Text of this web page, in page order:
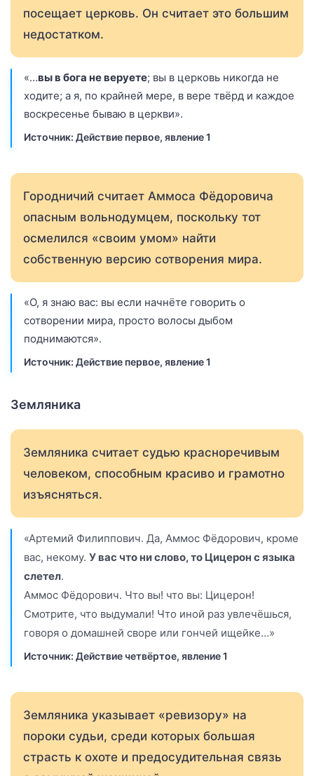
посещает церковь. Он считает это большим
недостатком.
«…вы в бога не веруете; вы в церковь никогда не
ходите; а я, по крайней мере, в вере твёрд и каждое
воскресенье бываю в церкви».
Источник: Действие первое, явление 1
Городничий считает Аммоса Фёдоровича
опасным вольнодумцем, поскольку тот
осмелился «своим умом» найти
собственную версию сотворения мира.
«О, я знаю вас: вы если начнёте говорить о
сотворении мира, просто волосы дыбом
поднимаются».
Источник: Действие первое, явление 1
Земляника
Земляника считает судью красноречивым
человеком, способным красиво и грамотно
изъясняться.
«Артемий Филиппович. Да, Аммос Фёдорович, кроме
вас, некому. У вас что ни слово, то Цицерон с языка
слетел.
Аммос Фёдорович. Что вы! что вы: Цицерон!
Смотрите, что выдумали! Что иной раз увлечёшься,
говоря о домашней своре или гончей ищейке…»
Источник: Действие четвёртое, явление 1
Земляника указывает «ревизору» на
пороки судьи, среди которых большая
страсть к охоте и предосудительная связь